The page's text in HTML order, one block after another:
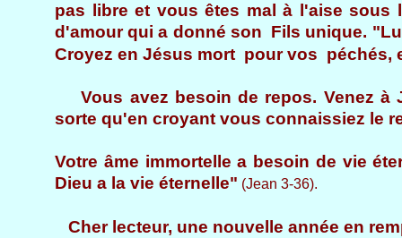
pas libre et vous êtes mal à l'aise sous
d'amour qui a donné son Fils unique.
Croyez en Jésus mort pour vos péchés,
Vous avez besoin de repos. Venez à
sorte qu'en croyant vous connaissiez le
Votre âme immortelle a besoin de vie
Dieu a la vie éternelle" (Jean 3-36).
Cher lecteur, une nouvelle année en